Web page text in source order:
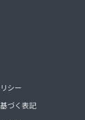
シー
づく表記